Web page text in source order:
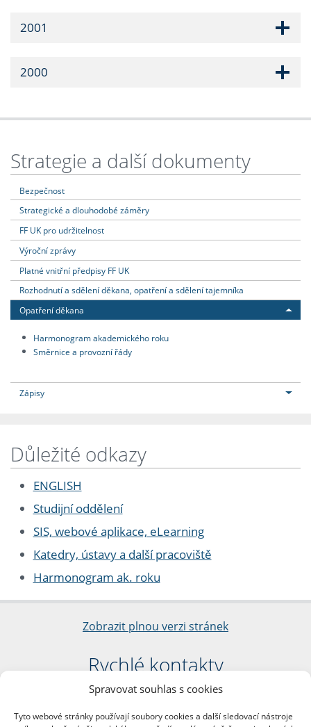
Spravovat souhlas s cookies
Tyto webové stránky používají soubory cookies a další sledovací nástroje
2001
2000
Strategie a další dokumenty
Bezpečnost
Strategické a dlouhodobé záměry
FF UK pro udržitelnost
Výroční zprávy
Platné vnitřní předpisy FF UK
Rozhodnutí a sdělení děkana, opatření a sdělení tajemníka
Opatření děkana
Harmonogram akademického roku
Směrnice a provozní řády
Zápisy
Důležité odkazy
ENGLISH
Studijní oddělení
SIS, webové aplikace, eLearning
Katedry, ústavy a další pracoviště
Harmonogram ak. roku
Zobrazit plnou verzi stránek
Rychlé kontakty
Filozofická fakulta
nám. Jana Palacha 1/2